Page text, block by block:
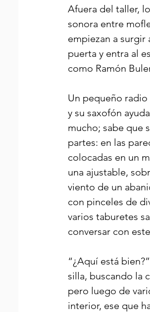
Afuera del taller,
sonora entre
empiezan a surgir
puerta y entra al
como Ramón
Un pequeño
y su saxofón
mucho; sabe que
partes: en las
colocadas en un
una ajustable,
viento de un
con pinceles de
varios taburetes
conversar con
“¿Aquí está
silla, buscando la
pero luego de
interior, ese que